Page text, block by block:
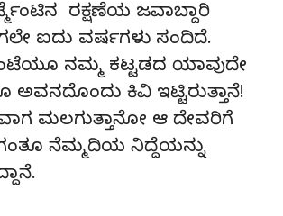
ರಕ್ಷಣೆಯ ಜವಾಬ್ದಾರಿ
ಐದು ವರ್ಷಗಳು ಸಂದಿದೆ.
ನಮ್ಮ ಕಟ್ಟಡದ ಯಾವುದೇ
ಅವನದೊಂದು ಕಿವಿ ಇಟ್ಟಿರುತ್ತಾನೆ!
ಮಲಗುತ್ತಾನೋ ಆ ದೇವರಿಗೆ
ನೆಮ್ಮದಿಯ ನಿದ್ದೆಯನ್ನು